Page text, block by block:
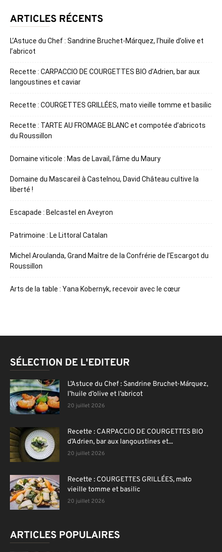
ARTICLES RÉCENTS
L’Astuce du Chef : Sandrine Bruchet-Márquez, l’huile d’olive et
l’abricot
Recette : CARPACCIO DE COURGETTES BIO d’Adrien, bar aux
langoustines et caviar
Recette : COURGETTES GRILLÉES, mato vieille tomme et basilic
Recette : TARTE AU FROMAGE BLANC et compotée d’abricots
du Roussillon
Domaine viticole : Mas de Lavail, l’âme du Maury
Domaine du Mascareil à Castelnou, David Château cultive la
liberté !
Escapade : Belcastel en Aveyron
Patrimoine : Le Littoral Catalan
Michel Aroulanda, Grand Maître de la Confrérie de l’Escargot du
Roussillon
Arts de la table : Yana Kobernyk, recevoir avec le cœur
SÉLECTION DE L'EDITEUR
L’Astuce du Chef : Sandrine Bruchet-Márquez,
l’huile d’olive et l’abricot
20 juillet 2026
Recette : CARPACCIO DE COURGETTES BIO
d’Adrien, bar aux langoustines et...
20 juillet 2026
Recette : COURGETTES GRILLÉES, mato
vieille tomme et basilic
20 juillet 2026
ARTICLES POPULAIRES